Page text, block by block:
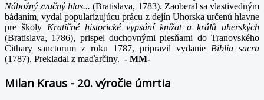
Nábožný zvučný hlas...(Bratislava, 1783). Zaoberal sa vlastivedným
bádaním, vydal popularizujúcu prácu z dejín Uhorska určenú hlavne
pre školy Kratičné historické vypsání knížat a králů uherských
(Bratislava, 1786), prispel duchovnými piesňami do Tranovského
Cithary sanctorum z roku 1787, pripravil vydanie Biblia sacra
(1787). Prekladal z maďarčiny. - MM-
Milan Kraus - 20. výročie úmrtia